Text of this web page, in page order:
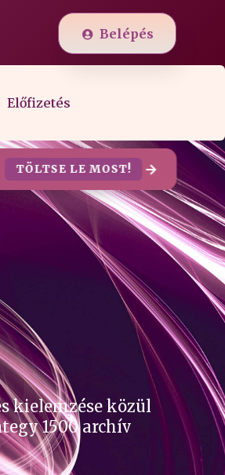
Belépés
Előfizetés
TÖLTSE LE MOST!
kielemzése közül
1500 archív